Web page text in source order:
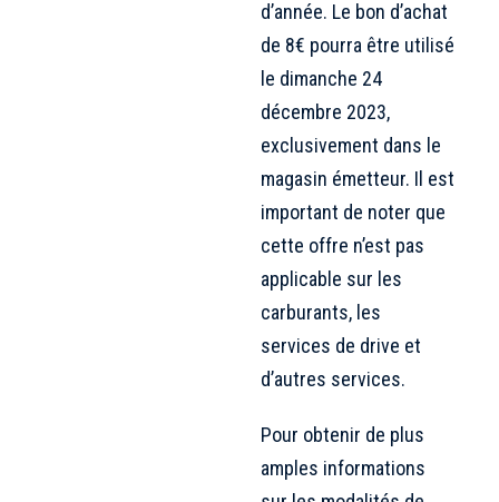
d’année. Le bon d’achat
de 8€ pourra être utilisé
le dimanche 24
décembre 2023,
exclusivement dans le
magasin émetteur. Il est
important de noter que
cette offre n’est pas
applicable sur les
carburants, les
services de drive et
d’autres services.
Pour obtenir de plus
amples informations